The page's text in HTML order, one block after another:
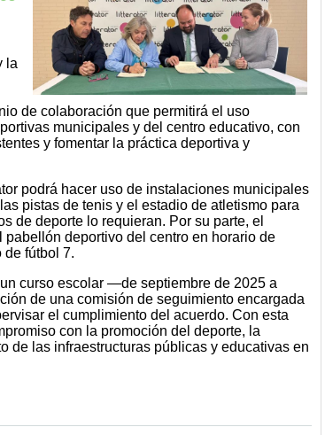
la
de colaboración que permitirá el uso
municipales y del centro educativo, con
y fomentar la práctica deportiva y
podrá hacer uso de instalaciones municipales
pistas de tenis y el estadio de atletismo para
de deporte lo requieran. Por su parte, el
deportivo del centro en horario de
de fútbol 7.
curso escolar —de septiembre de 2025 a
de una comisión de seguimiento encargada
el cumplimiento del acuerdo. Con esta
con la promoción del deporte, la
de las infraestructuras públicas y educativas en